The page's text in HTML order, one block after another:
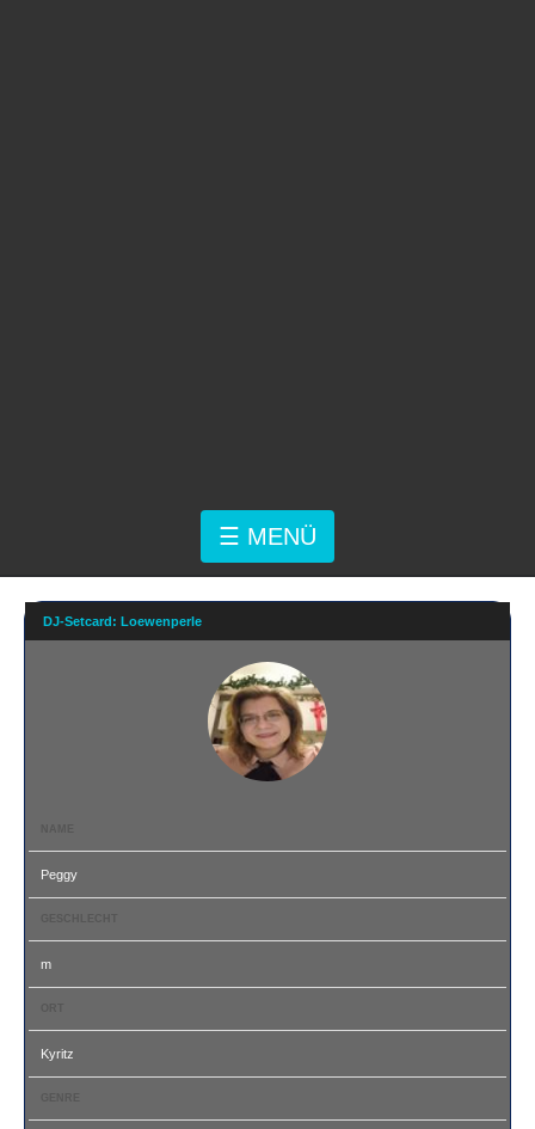
☰ MENÜ
DJ-Setcard: Loewenperle
Peggy
m
Kyritz